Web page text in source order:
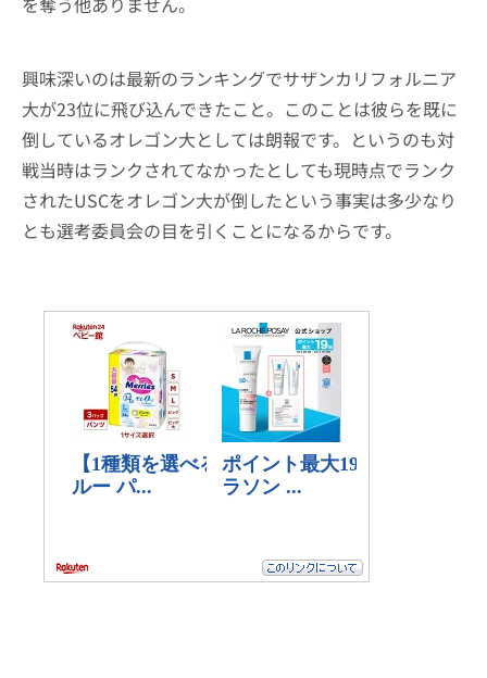
興味深いのは最新のランキングでサザンカリフォルニア
大が23位に飛び込んできたこと。このことは彼らを既に
倒しているオレゴン大としては朗報です。というのも対
戦当時はランクされてなかったとしても現時点でランク
されたUSCをオレゴン大が倒したという事実は多少なり
とも選考委員会の目を引くことになるからです。